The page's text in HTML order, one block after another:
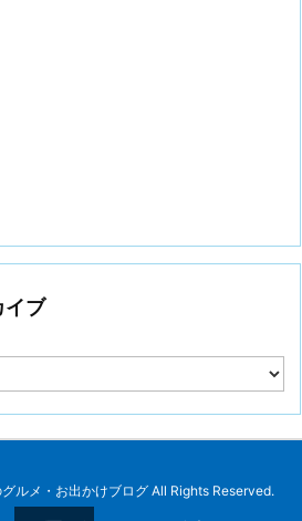
イブ
グルメ・お出かけブログ All Rights Reserved.